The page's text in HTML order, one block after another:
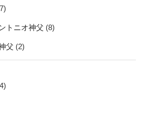
トニオ神父 (8)
父 (2)